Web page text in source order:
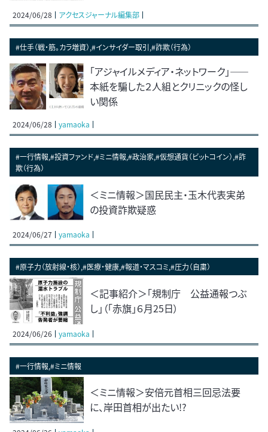
2024/06/28 アクセスジャーナル編集部
#仕手（戦・筋。カラ増資）,#インサイダー取引,#詐欺（行為）
「アジャイルメディア・ネットワーク」――
本紙を騙した２人組とクリニックの怪し
い関係
2024/06/28 yamaoka
#一行情報,#投資ファンド,#ミニ情報,#政治家,#仮想通貨（ビットコイン）,#詐
欺（行為）
＜ミニ情報＞国民民主・玉木代表実弟
の投資詐欺疑惑
2024/06/27 yamaoka
#原子力（放射線・核）,#医療・健康,#報道・マスコミ,#圧力（自粛）
＜記事紹介＞「規制庁 公益通報つぶ
し」（「赤旗」６月25日）
2024/06/26 yamaoka
#一行情報,#ミニ情報
＜ミニ情報＞安倍元首相三回忌法要
に、岸田首相が出たい!?